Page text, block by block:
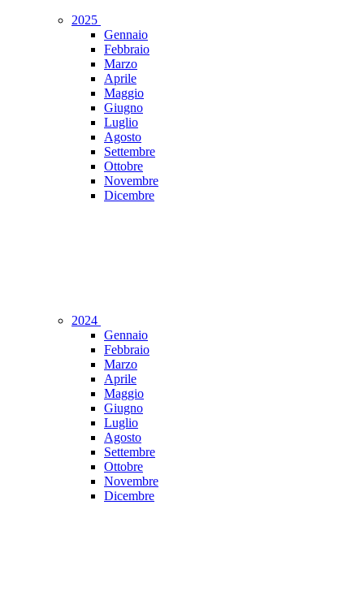
2025
Gennaio
Febbraio
Marzo
Aprile
Maggio
Giugno
Luglio
Agosto
Settembre
Ottobre
Novembre
Dicembre
2024
Gennaio
Febbraio
Marzo
Aprile
Maggio
Giugno
Luglio
Agosto
Settembre
Ottobre
Novembre
Dicembre